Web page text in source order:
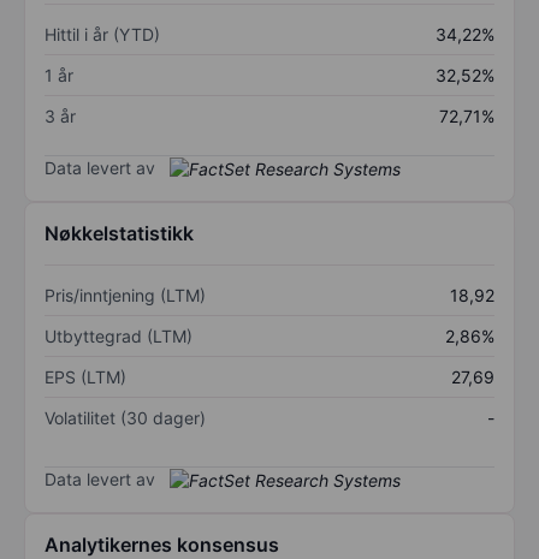
Hittil i år (YTD)
34,22%
1 år
32,52%
3 år
72,71%
Data levert av
Nøkkelstatistikk
Pris/inntjening (LTM)
18,92
Utbyttegrad (LTM)
2,86%
EPS (LTM)
27,69
Volatilitet (30 dager)
-
Data levert av
Analytikernes konsensus